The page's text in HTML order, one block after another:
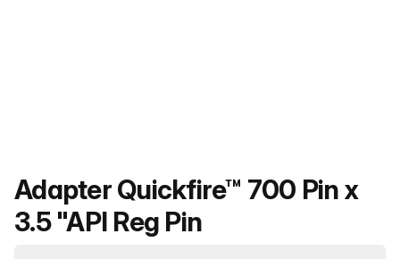
Productnaam
Adapter Quickfire™ 700 Pin x
3.5 "API Reg Pin